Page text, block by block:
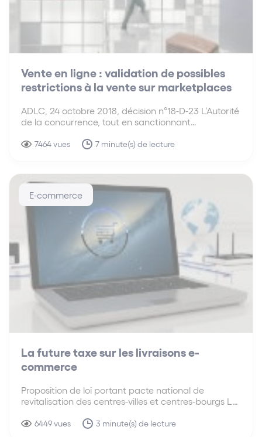
Vente en ligne : validation de possibles
restrictions à la vente sur marketplaces
ADLC, 24 octobre 2018, décision n°18-D-23 L’Autorité
de la concurrence, tout en sanctionnant
vente en ligne de ses produits par ses distributeurs,
7464 vues 7 minute(s) de lecture
E-commerce
La future taxe sur les livraisons e-
commerce
Proposition de loi portant pacte national de
revitalisation des centres-villes et centres-bourgs La
revitalisation des centres-villes et centres-bourgs,
6449 vues 3 minute(s) de lecture